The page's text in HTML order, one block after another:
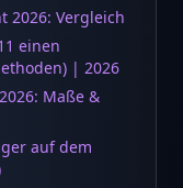
2026: Vergleich
einen
| 2026
Maße &
auf dem